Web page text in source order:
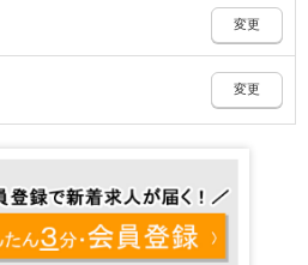
変更
変更